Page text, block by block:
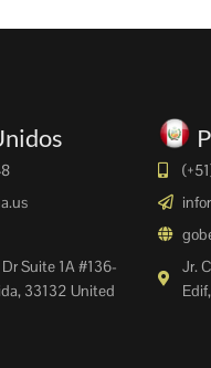
Suite 1A #136-
33132 United
Jr.